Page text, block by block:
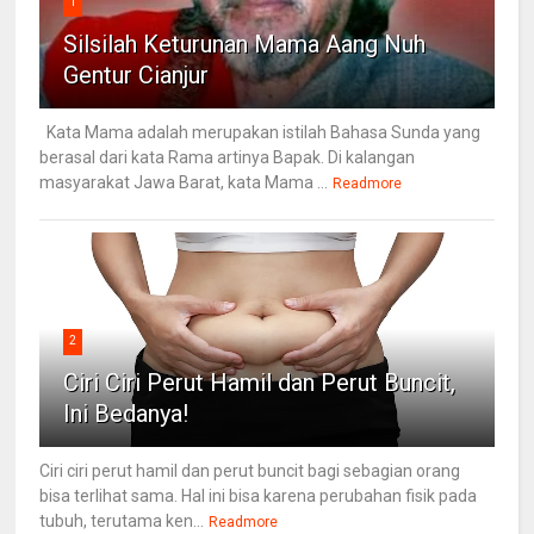
Silsilah Keturunan Mama Aang Nuh
Gentur Cianjur
Kata Mama adalah merupakan istilah Bahasa Sunda yang
berasal dari kata Rama artinya Bapak. Di kalangan
masyarakat Jawa Barat, kata Mama ...
Readmore
2
Ciri Ciri Perut Hamil dan Perut Buncit,
Ini Bedanya!
Ciri ciri perut hamil dan perut buncit bagi sebagian orang
bisa terlihat sama. Hal ini bisa karena perubahan fisik pada
tubuh, terutama ken...
Readmore